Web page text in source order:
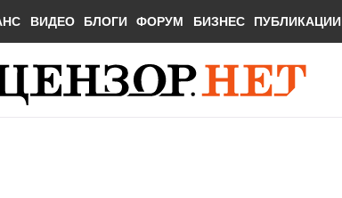
ВИДЕО БЛОГИ ФОРУМ БИЗНЕС ПУБЛИКАЦИИ